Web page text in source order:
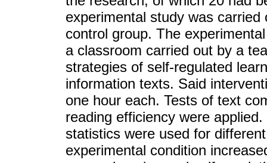
experimental study was
control group. The
a classroom carried out by a
strategies of self-regulated
information texts. Said
one hour each. Tests of text
reading efficiency were
statistics were used for
experimental condition